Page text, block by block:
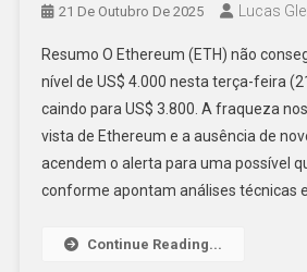
21 De Outubro De 2025 Lucas
Resumo O Ethereum (ETH) não
nível de US$ 4.000 nesta terça-feira
caindo para US$ 3.800. A fraqueza
vista de Ethereum e a ausência de
acendem o alerta para uma possível
conforme apontam análises técnicas e
Continue Reading...